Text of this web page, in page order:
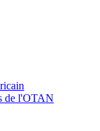
de l'OTAN